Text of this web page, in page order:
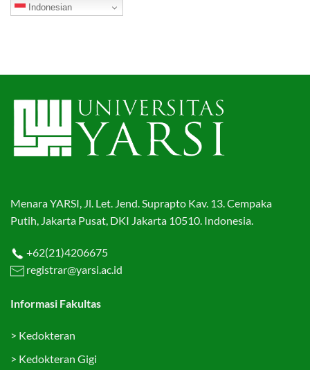
Indonesian
Menara YARSI, Jl. Let. Jend. Suprapto Kav. 13. Cempaka
Putih, Jakarta Pusat, DKI Jakarta 10510. Indonesia.
+62(21)4206675
registrar@yarsi.ac.id
Informasi Fakultas
> Kedokteran
> Kedokteran Gigi